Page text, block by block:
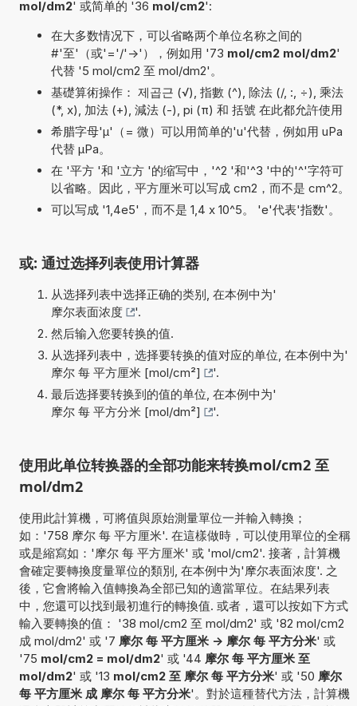
mol/dm2' 或简单的 '36 mol/cm2':
在大多数情况下，可以省略两个单位名称之间的
#'至'（或'='/'->'），例如用 '73 mol/cm2 mol/dm2'
代替 '5 mol/cm2 至 mol/dm2'。
基礎算術操作： 제곱근 (√), 指數 (^), 除法 (/, :, ÷), 乘法
(*, x), 加法 (+), 減法 (-), pi (π) 和 括號 在此都允許使用
希腊字母'µ'（= 微）可以用简单的'u'代替，例如用 uPa
代替 µPa。
在 '平方 '和 '立方 '的缩写中，'^2 '和'^3 '中的'^'字符可
以省略。因此，平方厘米可以写成 cm2，而不是 cm^2。
可以写成 '1,4e5'，而不是 1,4 x 10^5。 'e'代表'指数'。
或: 通过选择列表使用计算器
从选择列表中选择正确的类别, 在本例中为'
摩尔表面浓度
'.
然后输入您要转换的值.
从选择列表中，选择要转换的值对应的单位, 在本例中为'
摩尔 每 平方厘米 [mol/cm²]
'.
最后选择要转换到的值的单位, 在本例中为'
摩尔 每 平方分米 [mol/dm²]
'.
使用此单位转换器的全部功能来转换mol/cm2 至
mol/dm2
使用此計算機，可將值與原始測量單位一并輸入轉換；
如：'758 摩尔 每 平方厘米'. 在這樣做時，可以使用單位的全稱
或是縮寫如：'摩尔 每 平方厘米' 或 'mol/cm2'. 接著，計算機
會確定要轉換度量單位的類別, 在本例中为'摩尔表面浓度'. 之
後，它會將輸入值轉換為全部已知的適當單位。在結果列表
中，您還可以找到最初進行的轉換值. 或者，還可以按如下方式
輸入要轉換的值： '38 mol/cm2 至 mol/dm2' 或 '82 mol/cm2
成 mol/dm2' 或 '7 摩尔 每 平方厘米 -> 摩尔 每 平方分米' 或
'75 mol/cm2 = mol/dm2' 或 '44 摩尔 每 平方厘米 至
mol/dm2' 或 '13 mol/cm2 至 摩尔 每 平方分米' 或 '50 摩尔
每 平方厘米 成 摩尔 每 平方分米'。對於這種替代方法，計算機